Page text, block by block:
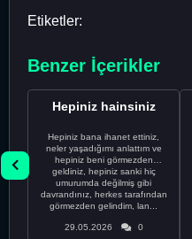
Etiketler:
Benzer İçerikler
Hepiniz hainsiniz
Hepiniz bana ihanet ettiniz,
neler yaşadığımı anlattım ve
hepiniz beni görmezden
geldiniz, hepiniz sanki hiç
umurumda değilmiş gibi
davrandınız, herkes tarafından
görmezden gelindim, lan...
29.05.2026 0